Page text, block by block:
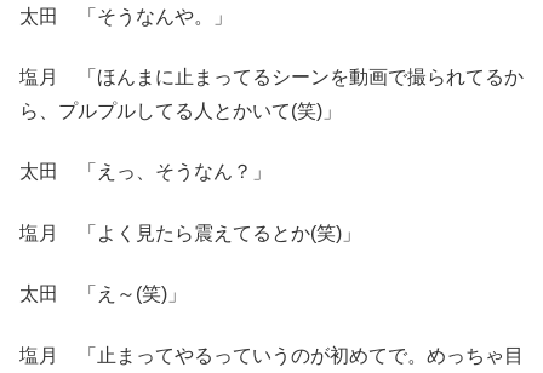
太田 「そうなんや。」
塩月 「ほんまに止まってるシーンを動画で撮られてるか
ら、プルプルしてる人とかいて(笑)」
太田 「えっ、そうなん？」
塩月 「よく見たら震えてるとか(笑)」
太田 「え～(笑)」
塩月 「止まってやるっていうのが初めてで。めっちゃ目